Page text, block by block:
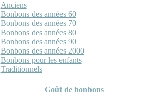
Anciens
Bonbons des années 60
Bonbons des années 70
Bonbons des années 80
Bonbons des années 90
Bonbons des années 2000
Bonbons pour les enfants
Traditionnels
Goût de bonbons